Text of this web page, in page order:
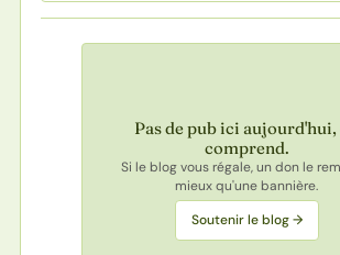
Pas de pub ici aujourd'hui,
comprend.
Si le blog vous régale, un don le
mieux qu'une bannière.
Soutenir le blog →